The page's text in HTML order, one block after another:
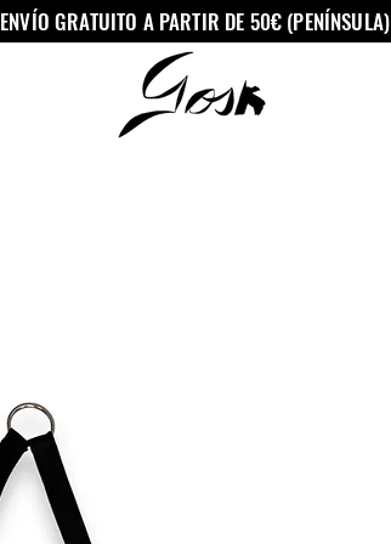
ENVÍO GRATUITO A PARTIR DE 50€ (PENÍNSULA)